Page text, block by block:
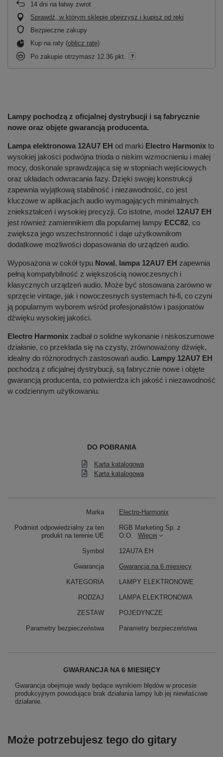
14 dni na łatwy zwrot
Sprawdź, w którym sklepie obejrzysz i kupisz od ręki
Bezpieczne zakupy
Kup na raty (oblicz ratę)
Po zakupie otrzymasz 12.36 pkt.
Lampy pochodzą z oficjalnej dystrybucji i są fabrycznie
nowe oraz objęte gwarancją producenta.
Lampa elektronowa 12AU7 EH od marki Electro Harmonix to
wysokiej jakości podwójna trioda o niskim wzmocnieniu i małej
mocy, doskonale sprawdzająca się w stopniach wejściowych
oraz układach odwracania fazy. Dzięki swojej konstrukcji
zapewnia wyjątkową stabilność i niezawodność, co jest
kluczowe w aplikacjach audio wymagających minimalnych
zniekształceń i wysokiej precyzji. Co istotne, model 12AU7 EH
jest również zamiennikiem dla popularnej lampy ECC82, co
zwiększa jego wszechstronność i daje użytkownikom
dodatkowe możliwości dopasowania do urządzeń audio.
Wyposażona w cokół typu Noval, lampa 12AU7 EH zapewnia
pełną kompatybilność z większością nowoczesnych i
klasycznych urządzeń audio. Może być stosowana zarówno w
sprzęcie vintage, jak i nowoczesnych systemach hi-fi, co czyni
ją popularnym wyborem wśród profesjonalistów i pasjonatów
dźwięku wysokiej jakości.
Electro Harmonix zadbał o solidne wykonanie i niskoszumowe
działanie, co przekłada się na czysty, zrównoważony dźwięk,
idealny do różnorodnych zastosowań audio. Lampy 12AU7 EH
pochodzą z oficjalnej dystrybucji, są fabrycznie nowe i objęte
gwarancją producenta, co potwierdza ich jakość i niezawodność
w codziennym użytkowaniu.
DO POBRANIA
Karta katalogowa
Karta katalogowa
Marka Electro-Harmonix
Podmiot odpowiedzialny za ten
produkt na terenie UE
RGB Marketing Sp. z
O.O.
Więcej
Symbol 12AU7A EH
Gwarancja Gwarancja na 6 miesięcy
KATEGORIA LAMPY ELEKTRONOWE
RODZAJ LAMPA ELEKTRONOWA
ZESTAW POJEDYNCZE
Parametry bezpieczeństwa Parametry bezpieczeństwa
GWARANCJA NA 6 MIESIĘCY
Gwarancja obejmuje wady będące wynikiem błędów w procesie
produkcyjnym powodujące brak działania lampy lub jej niewłaściwe
działanie.
Może potrzebujesz tego do gitary